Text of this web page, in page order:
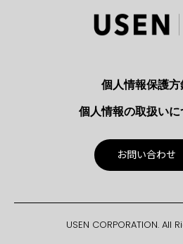
個人情報保護方
個人情報の取扱いに
お問い合わせ
USEN CORPORATION. All